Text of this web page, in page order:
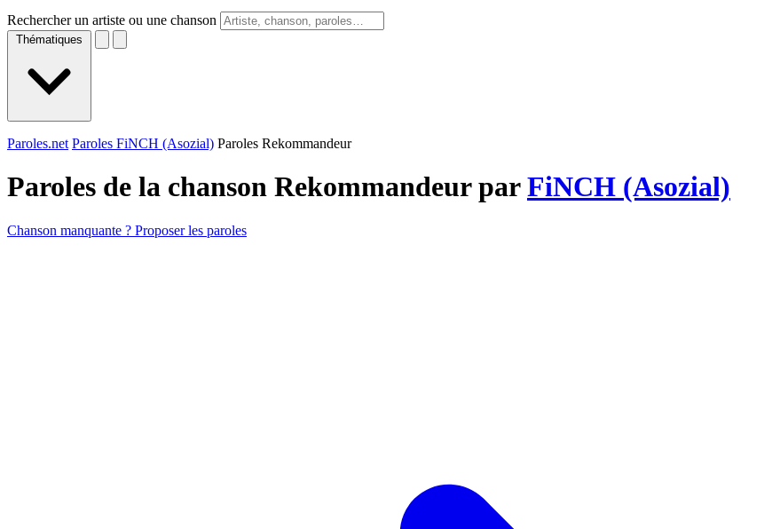
Rechercher un artiste ou une chanson
Thématiques
Paroles.net Paroles FiNCH (Asozial) Paroles Rekommandeur
Paroles de la chanson Rekommandeur parFiNCH (Asozial)
Chanson manquante ? Proposer les paroles